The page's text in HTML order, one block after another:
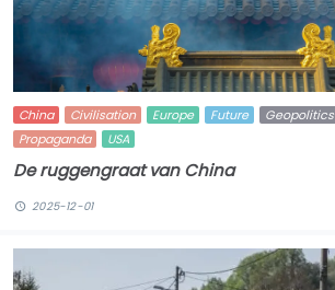
China Civilisation Europe Future Geopolitics
Propaganda
USA
De ruggengraat van China
2025-12-01